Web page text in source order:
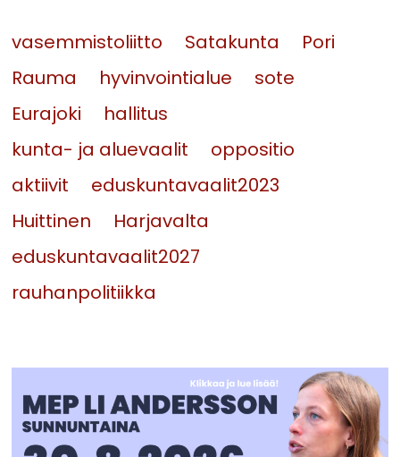
vasemmistoliitto Satakunta
Pori
Rauma
hyvinvointialue
sote
Eurajoki
hallitus
kunta- ja aluevaalit
oppositio
aktiivit
eduskuntavaalit2023
Huittinen
Harjavalta
eduskuntavaalit2027
rauhanpolitiikka